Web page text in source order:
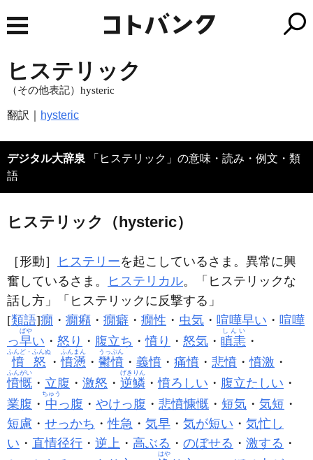
ヒステリック
（その他表記）hysteric
翻訳｜ hysteric
デジタル大辞泉
語
ヒステリック（hysteric）
［形動］ ヒステリーを起こしているさま。異常に興
奮しているさま。
ヒステリカル。「 ヒステリック な
話し方」「 ヒステリック に反撃する」
[類語]癇 ・ 癇癪 ・ 癇癖 ・ 癇性 ・ 虫気 ・ 喧嘩早い ・ 喧嘩
っ早
ぱや
い ・ 怒り ・ 腹立ち ・憤り ・ 怒気 ・ 瞋恚
しんい
・
憤怒
ふんど・ふんぬ
・憤懣
ふんまん
・ 鬱憤
うっぷん
・ 義憤 ・ 痛憤 ・ 悲憤 ・憤激 ・
憤慨
ふんがい
・ 立腹 ・ 激怒 ・ 逆鱗
げきりん
・憤ろしい ・ 腹立たしい ・
業腹 ・ 中
ちゅう
っ腹 ・ やけっ腹 ・ 悲憤慷慨 ・ 短気 ・ 気短 ・
短慮 ・ せっかち ・性急 ・ 気早 ・ 気が短い ・ 気忙し
い ・ 直情径行 ・ 逆上 ・ 高ぶる ・ のぼせる ・ 激する ・
はや